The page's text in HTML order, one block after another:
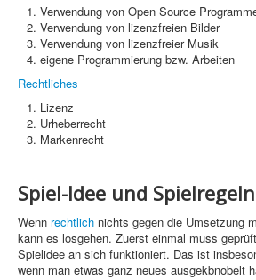
Webdesign
CMS
Grafik
JavaScript
Sicherheit
PHP +
Home
PovRay
Verwendung von Open Source
Verwendung von lizenzfreien Bilder
Verwendung von lizenzfreier Musik
eigene Programmierung bzw. Arbeiten
Rechtliches
Lizenz
Urheberrecht
Markenrecht
Spiel-Idee und Spielregeln
Wenn rechtlich nichts gegen die Umsetzung
kann es losgehen. Zuerst einmal muss
Spielidee an sich funktioniert. Das ist
wenn man etwas ganz neues ausgekbnobelt